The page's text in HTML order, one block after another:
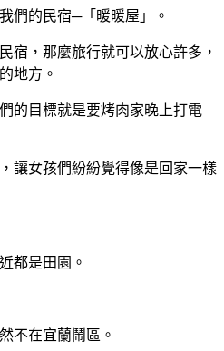
們的民宿─「暖暖屋」。
宿，那麼旅行就可以放心許多，
地方。
的目標就是要烤肉家晚上打電
讓女孩們紛紛覺得像是回家一樣
都是田園。
不在宜蘭鬧區。